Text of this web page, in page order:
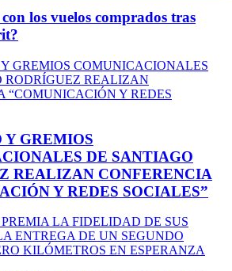
los vuelos comprados tras
Y GREMIOS
DE SANTIAGO
REALIZAN CONFERENCIA
Y REDES SOCIALES”